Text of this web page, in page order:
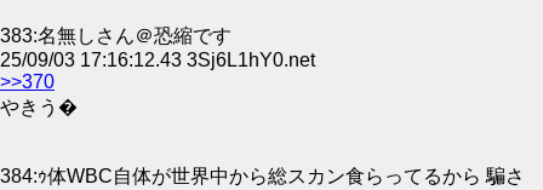
383:名無しさん＠恐縮です
25/09/03 17:16:12.43 3Sj6L1hY0.net
>>370
やきう�
384:ｩ体WBC自体が世界中から総スカン食らってるから 騙さ